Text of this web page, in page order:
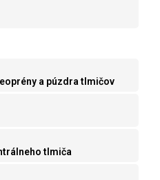
a púzdra tlmičov
tlmiča